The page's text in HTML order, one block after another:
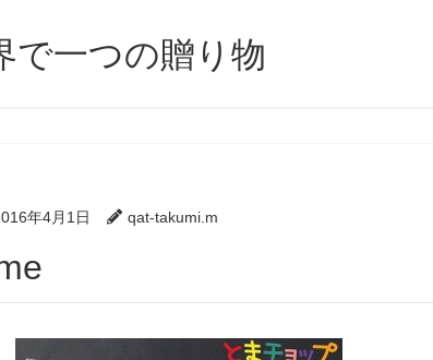
で一つの贈り物
年4月1日 qat-takumi.m